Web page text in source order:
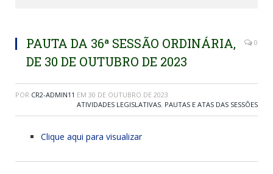
PAUTA DA 36ª SESSÃO ORDINÁRIA,
DE 30 DE OUTUBRO DE 2023
0
POR CR2-ADMIN11 EM 30 DE OUTUBRO DE 2023
ATIVIDADES LEGISLATIVAS, PAUTAS E ATAS DAS SESSÕES
Clique aqui para visualizar